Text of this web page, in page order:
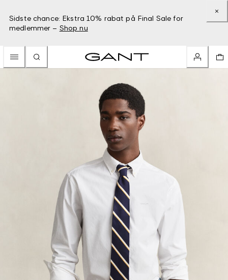
Sidste chance: Ekstra 10% rabat på Final Sale for
medlemmer – Shop nu